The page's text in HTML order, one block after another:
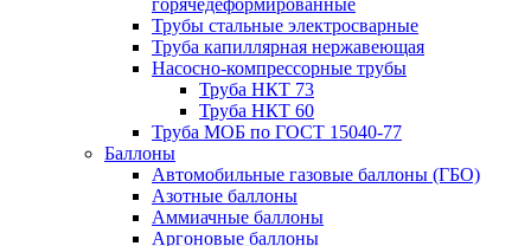
горячедеформированные
Трубы стальные электросварные
Труба капиллярная нержавеющая
Насосно-компрессорные трубы
Труба НКТ 73
Труба НКТ 60
Труба МОБ по ГОСТ 15040-77
Баллоны
Автомобильные газовые баллоны (ГБО)
Азотные баллоны
Аммиачные баллоны
Аргоновые баллоны